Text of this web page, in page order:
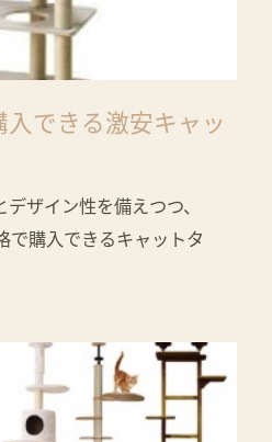
できる激安キャッ
ザイン性を備えつつ、
で購入できるキャットタ